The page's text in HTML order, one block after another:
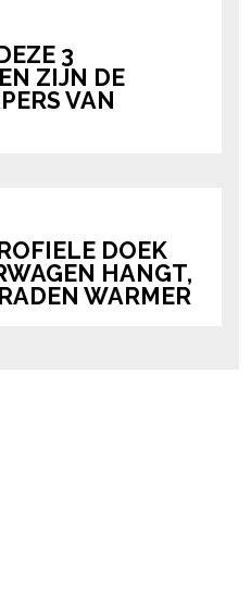
3
ZIJN DE
VAN
DOEK
HANGT,
WARMER